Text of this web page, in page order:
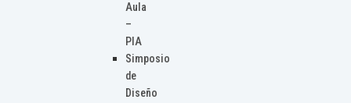
Aula
–
PIA
Simposio
de
Diseño